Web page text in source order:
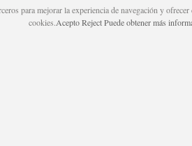
para mejorar la experiencia de navegación y
cookies.Acepto Reject Puede obtener más